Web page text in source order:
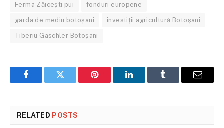
Ferma Zăicești pui fonduri europene
garda de mediu botoșani investiții agricultură Botoșani
Tiberiu Gaschler Botoșani
FacebookTwitter Pinterest LinkedInTumblr Email
RELATED POSTS